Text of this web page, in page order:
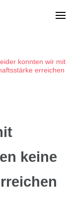
konnten wir mit
erreichen
keine